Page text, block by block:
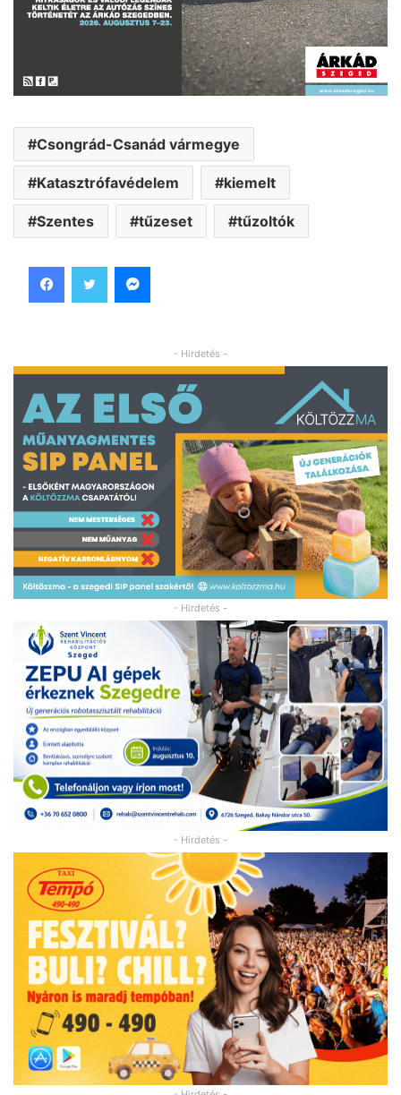
Csongrád-Csanád vármegye
Katasztrófavédelem kiemelt
Szentes tűzeset tűzoltók
- Hirdetés -
- Hirdetés -
- Hirdetés -